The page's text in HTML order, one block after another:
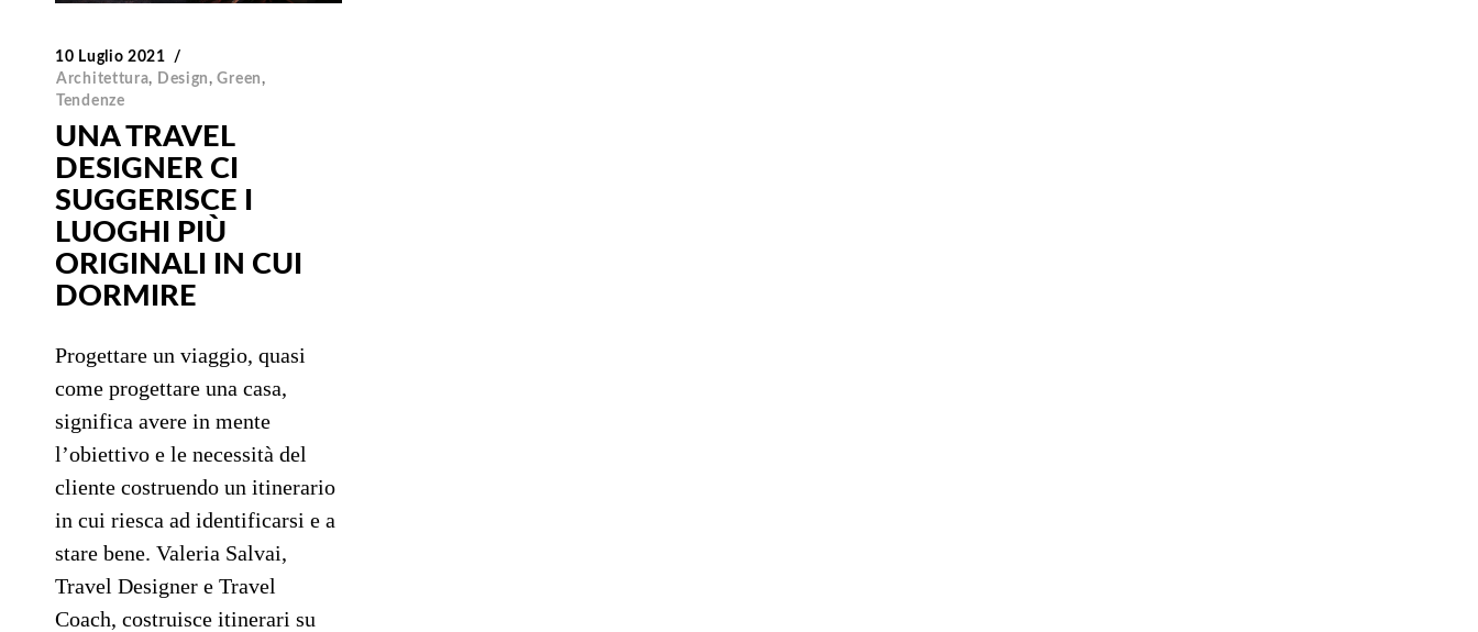
10 Luglio 2021
Architettura, Design,Green,
Tendenze
UNA TRAVEL
DESIGNER CI
SUGGERISCE I
LUOGHI PIÙ
ORIGINALI IN CUI
DORMIRE
Progettare un viaggio, quasi
come progettare una casa,
significa avere in mente
l’obiettivo e le necessità del
cliente costruendo un itinerario
in cui riesca ad identificarsi e a
stare bene. Valeria Salvai,
Travel Designer e Travel
Coach, costruisce itinerari su